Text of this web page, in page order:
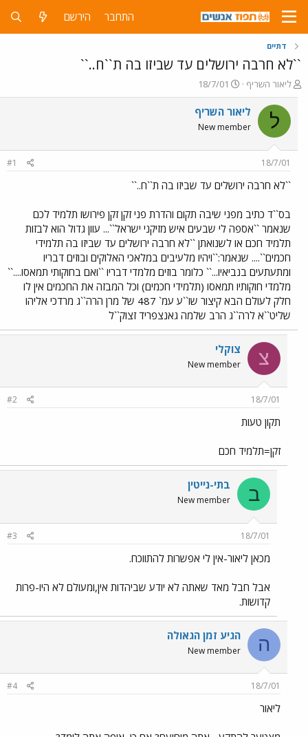
התחבר הירשם
דתיים
``לא חרבה ירושלים עד שביזו בה ת``ח..``
פ
ו
ת
ח
ה
ש
א
ליאור השריף
פ
ו
ר
ם
ר
18/7/01
ל ליאור השריף
New member
18/7/01
#1
``לא חרבה ירושלים עד שביזו בה ת``ח..``
בס``ד כתיב מפני שיבה תקום והדרת פני זקן זקן פירושו תלמיד לכם
שנאמר ``אספה לי שבעים איש מזיקני ישראל``... עוון גדול הוא לבזות
תלמיד חכם או לשנואתן ``לא חרבה ירושלים עד שביזו בה תלמידי
חכמים``.... שנאמר:``ויהיו מלעיבים במלאכי האלוקים ובוזים דבריו
ומתעתעים בנביאיו...`` כלומר בוזים מלמדי דבריו ``ואם בחוקותי תמאסו....``
מלמדי חוקותיו תמאסו (תלמידי חכמים) וכל המבזה את החכמים אין לו
חלק לעולם הבא קיצור שו``ע עמ` 487 של מרן הרה``ג מרדכי אליהו
שליט``א לרה``ג הרב שלמה גאנצפריד זצוק``ל
צ צוקלי
New member
18/7/01
#2
תקון טעות
זקן=תלמיד חכם
ב בתי-נייטין
New member
18/7/01
#3
מכאן ליאור-אין לי אפשרות להתווכח.
אבל חבל מאד שאתה לא יודע שביהדות אין,ומעולם לא היו-פרות
קדושות.
ה הגיע זמן הגאולה
New member
18/7/01
#4
ליאור